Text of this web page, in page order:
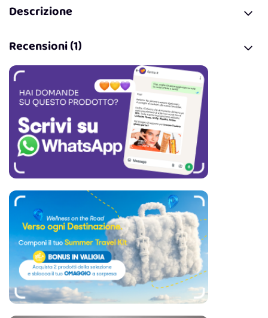
Descrizione
Recensioni (1)